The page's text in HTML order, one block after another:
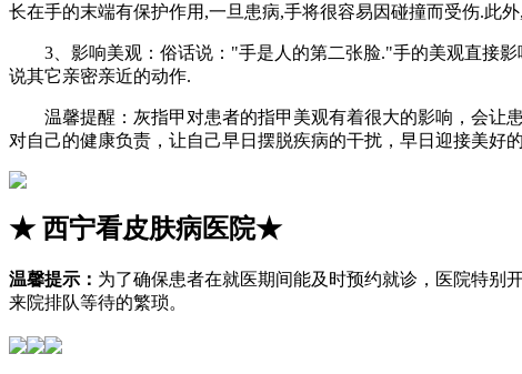
长在手的末端有保护作用,一旦患病,手将很容易因碰撞而受伤.此外
3、影响美观：俗话说："手是人的第二张脸."手的美观直接影
说其它亲密亲近的动作.
温馨提醒：灰指甲对患者的指甲美观有着很大的影响，会让患
对自己的健康负责，让自己早日摆脱疾病的干扰，早日迎接美好的
★西宁看皮肤病医院★
温馨提示： 为了确保患者在就医期间能及时预约就诊，医院特别
来院排队等待的繁琐。